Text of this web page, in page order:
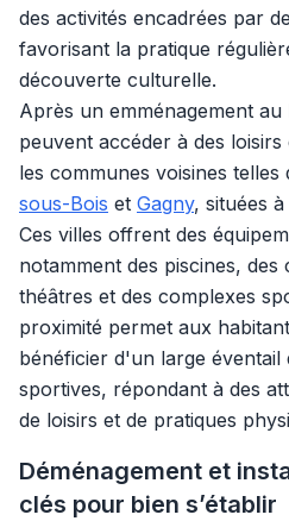
des activités encadrées par
favorisant la pratique
découverte culturelle.
Après un emménagement au
peuvent accéder à des
les communes voisines telles
sous-Bois et Gagny, situées
Ces villes offrent des
notamment des piscines, des
théâtres et des complexes
proximité permet aux
bénéficier d'un large
sportives, répondant à des
de loisirs et de pratiques
Déménagement et
clés pour bien s’établir